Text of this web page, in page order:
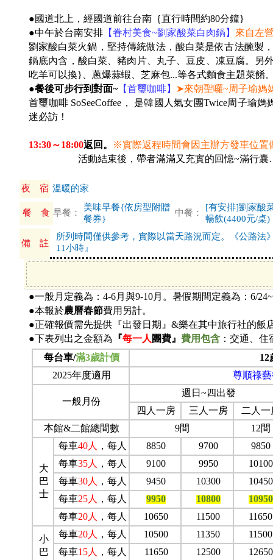
●國道北上，經國道前往台南｛直行時間約80分鐘}
●中午於台南安排 【眷村美食~劉家酸菜白肉鍋】 來自左
劉家酸白菜火鍋，堅持傳統做法，酸白菜是依古法醃製
鍋底內含，酸白菜、豬肉片、丸子、豆皮、凍豆腐。另
吃羊可以換}、蔥爆蒜蝦、芝麻包...等各式麵食主題菜餚
●餐後可步行到對面~【首璽咖啡】 ➤來朝聖囉~周子瑜媽
首璽咖啡 SoSeeCoffee， 是韓國人氣女團Twice周子瑜
迷必訪！
13:30～18:00返回。
※實際返程時間會因主辦方發車位置
活動結束後，帶者滿滿又充實的回憶~滿行
夜 宿 溫暖的家
餐 食 早餐：
美味早餐{依房型附贈
餐券}
中餐：
[有安排]劉家酸
暢飲(4400元/桌)
備 註
所列時間僅供參考，實際以當天路況而定。《公路
11小時』
●一般月定義為：4-6月與9-10月。暑假期間定義為：6/
●本報於農曆春節費用另計。
●正確報價需先提供『出發日期』&樂在其中旅行社的飯
●下表列出之金額為 『每一人 團費』 費用包含 ：交通、
每台車/滿3歲計價
12
2025年度適用
尊順祿
一般月份
週日~四出發
四人一房
三人一房
二人一
本館&二館總間數
9間 12間
大
巴
士
每車40人 ，每人 8850 9700
9850
每車35人 ，每人 9100 9950
10100
每車30人 ，每人 9450 10300
10450
每車25人 ，每人 9950 10800
10950
每車20人 ，每人 10650 11500 11650
小
巴
每車20人 ，每人 10500 11350
11500
每車15人 ，每人 11650 12500
12650